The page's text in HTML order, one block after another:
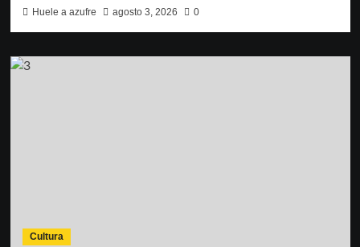
Huele a azufre agosto 3, 2026 0
Cultura